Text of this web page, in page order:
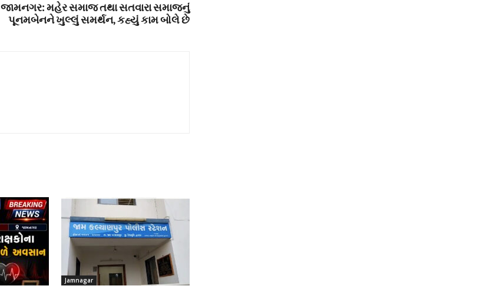
જામનગર: મહેર સમાજ તથા સતવારા સમાજનું
પૂનમબેનને ખુલ્લું સમર્થન, કહ્યું કામ બોલે છે
Jamnagar